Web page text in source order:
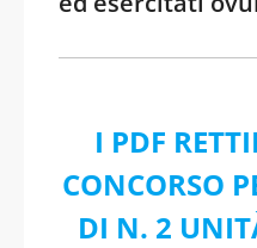
I PDF
CONCORSO
DI N. 2